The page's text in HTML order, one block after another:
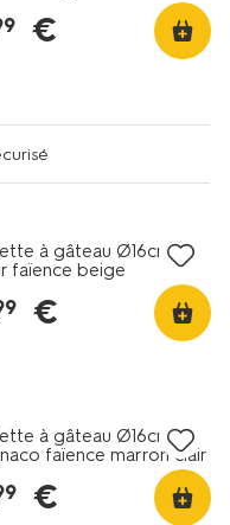
€
à gâteau Ø16cm
faïence beige
€
à gâteau Ø16cm
faïence marron clair
€